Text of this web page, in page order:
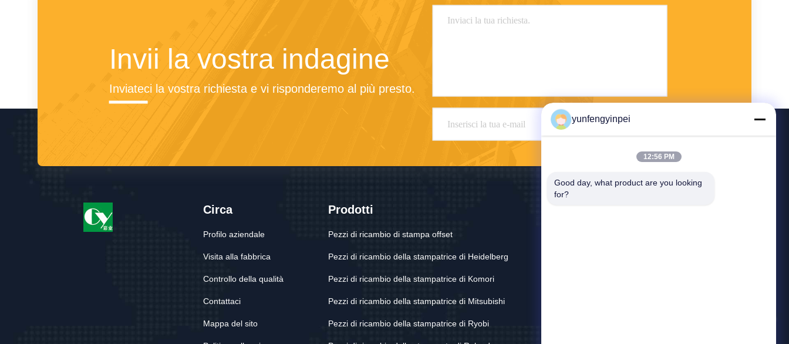
Invii la vostra indagine
Inviateci la vostra richiesta e vi risponderemo al più presto.
Invii
Circa
Profilo aziendale
Visita alla fabbrica
Controllo della qualità
Contattaci
Mappa del sito
Prodotti
Pezzi di ricambio di stampa offset
Pezzi di ricambio della stampatrice di Heidelberg
Pezzi di ricambio della stampatrice di Komori
Pezzi di ricambio della stampatrice di Mitsubishi
Pezzi di ricambio della stampatrice di Ryobi
yunfengyinpei
12:56 PM
Good day, what product are you looking
for?